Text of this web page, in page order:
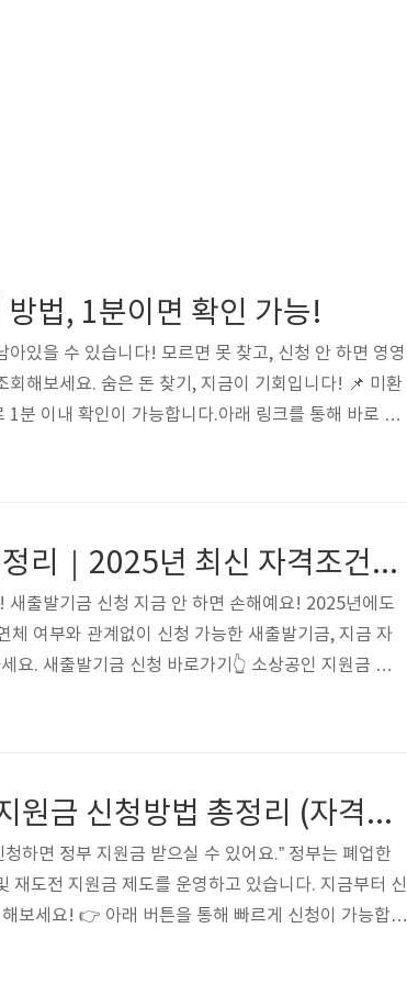
법, 1분이면 확인 가능!
있을 수 있습니다! 모르면 못 찾고, 신청 안 하면 영영
회해보세요. 숨은 돈 찾기, 지금이 기회입니다! 📌 미환
분 이내 확인이 가능합니다.아래 링크를 통해 바로 확
환급금 바로 조회하기👆️ 정부지원금 더 알아보기👆️ ✅
새출발기금 신청방법 총정리｜2025년 최신 자격조건부터 서류까지!
새출발기금 신청 지금 안 하면 손해예요! 2025년에도
체 여부와 관계없이 신청 가능한 새출발기금, 지금 자
요. 새출발기금 신청 바로가기👆️ 소상공인 지원금 더
부가 지원하는 부채조정 프로그램입니다.금융권 채무
2025년 소상공인 폐업 지원금 신청방법 총정리 (자격부터 신청까지!)
하면 정부 지원금 받으실 수 있어요.” 정부는 폐업한
재도전 지원금 제도를 운영하고 있습니다. 지금부터 신
보세요! 👉 아래 버튼을 통해 빠르게 신청이 가능합니
원금 더 보기👆️ 💡 소상공인 폐업지원금이란? 소상공